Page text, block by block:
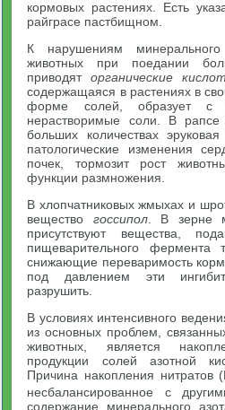
кормовых растениях. Есть
райграсе пастбищном.
К нарушениям
животных при поедании
приводяторганические
содержащаяся в растениях в
форме солей, образует с
нерастворимые соли. В рапсе
больших количествах
патологические изменения
почек, тормозит рост
функции размножения.
В хлопчатниковых жмыхах и
вещество госсипол. В зерне
присутствуют вещества,
пищеварительного
снижающие переваримость
под давлением эти
разрушить.
В условиях интенсивного
из основных проблем,
животных, является
продукции солей азотной
Причина накопления нитратов
несбалансированное с
содержание минерального